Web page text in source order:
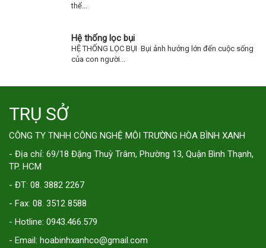
thể...
Hệ thống lọc bụi
HỆ THỐNG LỌC BỤI Bụi ảnh hưởng lớn đến cuộc sống
của con người...
TRỤ SỞ
CÔNG TY TNHH CÔNG NGHỆ MÔI TRƯỜNG HÒA BÌNH XANH
- Địa chỉ: 69/18 Đặng Thuỳ Trâm, Phường 13, Quận Bình Thạnh,
TP. HCM
- ĐT: 08. 3882 2267
- Fax: 08. 3512 8588
- Hotline: 0943.466.579
- Email: hoabinhxanhco@gmail.com